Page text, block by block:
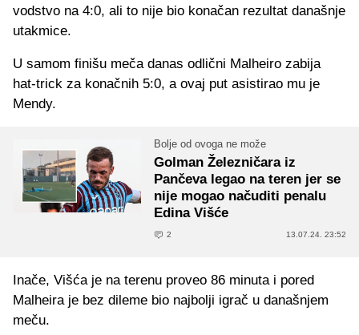
vodstvo na 4:0, ali to nije bio konačan rezultat današnje
utakmice.
U samom finišu meča danas odlični Malheiro zabija
hat-trick za konačnih 5:0, a ovaj put asistirao mu je
Mendy.
Bolje od ovoga ne može
Golman Železničara iz
Pančeva legao na teren jer se
nije mogao načuditi penalu
Edina Višće
2 13.07.24. 23:52
Inače, Višća je na terenu proveo 86 minuta i pored
Malheira je bez dileme bio najbolji igrač u današnjem
meču.